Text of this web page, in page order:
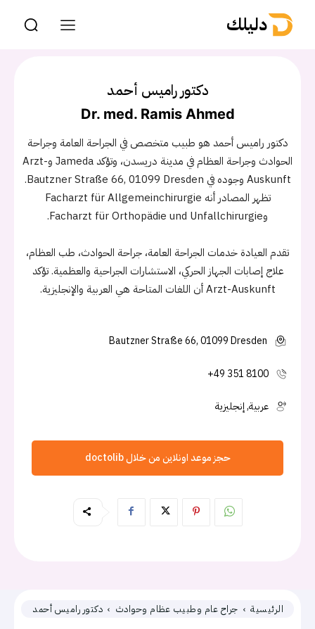
دليلك
الرئيسية جراح عام وطبيب عظام وحوادث دكتور راميس أحمد
دكتور راميس أحمد
Dr. med. Ramis Ahmed
دكتور راميس أحمد هو طبيب متخصص في الجراحة العامة وجراحة
الحوادث وجراحة العظام في مدينة دريسدن، وتؤكد Jameda وArzt-
Auskunft وجوده في Bautzner Straße 66, 01099 Dresden.
تظهر المصادر أنه Facharzt für Allgemeinchirurgie
وFacharzt für Orthopädie und Unfallchirurgie.
تقدم العيادة خدمات الجراحة العامة، جراحة الحوادث، طب العظام،
علاج إصابات الجهاز الحركي، الاستشارات الجراحية والعظمية. تؤكد
Arzt-Auskunft أن اللغات المتاحة هي العربية والإنجليزية.
Bautzner Straße 66, 01099 Dresden
+49 351 8100
عربية, إنجليزية
حجز موعد اونلاين من خلال doctolib